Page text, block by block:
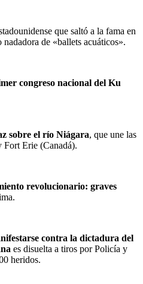
que saltó a la fama en
de «ballets acuáticos».
congreso nacional del Ku
sobre el río Niágara, que une las
Erie (Canadá).
revolucionario: graves
contra la dictadura del
es disuelta a tiros por Policía y
heridos.